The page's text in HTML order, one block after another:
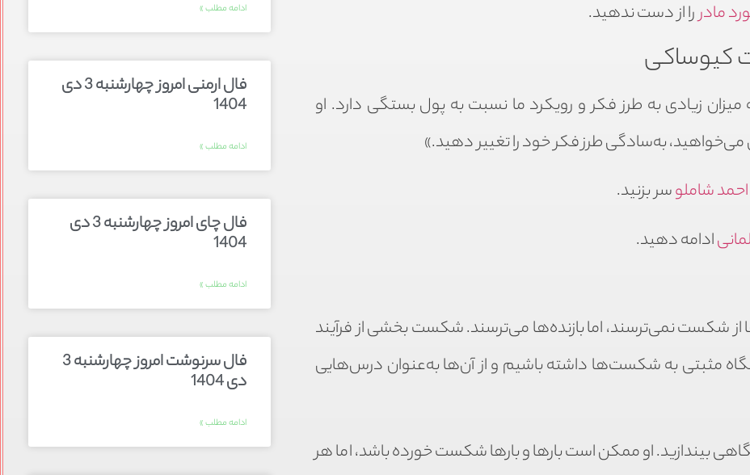
مادررا از دست ندهید.
کیوساکی
زیادی به طرز فکر و رویکرد ما نسبت به پول بستگی دارد. او
به‌سادگی طرز فکر خود را تغییر دهید.»
شاملوسر بزنید.
ادامه دهید.
شکست نمی‌ترسند، اما بازنده‌ها می‌ترسند. شکست بخشی از فرآیند
مثبتی به شکست‌ها داشته باشیم و از آن‌ها به‌عنوان درس‌هایی
بیندازید. او ممکن است بارها و بارها شکست خورده باشد، اما هر
ادامه مطلب »
فال ارمنی امروز چهارشنبه 3 دی
1404
ادامه مطلب »
فال چای امروز چهارشنبه 3 دی
1404
ادامه مطلب »
فال سرنوشت امروز چهارشنبه 3
دی 1404
ادامه مطلب »